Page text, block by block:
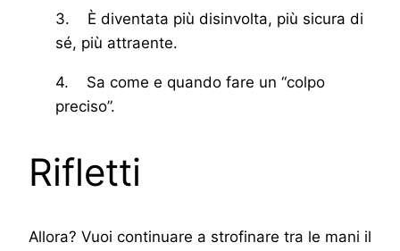
3. È diventata più disinvolta, più sicura di
sé, più attraente.
4. Sa come e quando fare un “colpo
preciso”.
Rifletti
Allora? Vuoi continuare a strofinare tra le mani il